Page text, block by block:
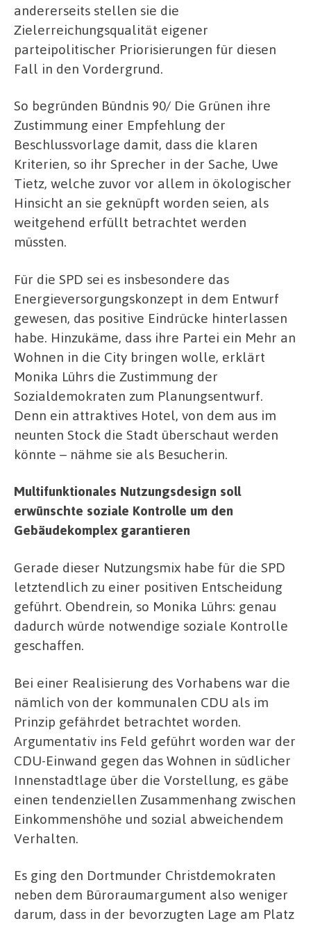
andererseits stellen sie die
Zielerreichungsqualität eigener
parteipolitischer Priorisierungen für diesen
Fall in den Vordergrund.
So begründen Bündnis 90/ Die Grünen ihre
Zustimmung einer Empfehlung der
Beschlussvorlage damit, dass die klaren
Kriterien, so ihr Sprecher in der Sache, Uwe
Tietz, welche zuvor vor allem in ökologischer
Hinsicht an sie geknüpft worden seien, als
weitgehend erfüllt betrachtet werden
müssten.
Für die SPD sei es insbesondere das
Energieversorgungskonzept in dem Entwurf
gewesen, das positive Eindrücke hinterlassen
habe. Hinzukäme, dass ihre Partei ein Mehr an
Wohnen in die City bringen wolle, erklärt
Monika Lührs die Zustimmung der
Sozialdemokraten zum Planungsentwurf.
Denn ein attraktives Hotel, von dem aus im
neunten Stock die Stadt überschaut werden
könnte – nähme sie als Besucherin.
Multifunktionales Nutzungsdesign soll
erwünschte soziale Kontrolle um den
Gebäudekomplex garantieren
Gerade dieser Nutzungsmix habe für die SPD
letztendlich zu einer positiven Entscheidung
geführt. Obendrein, so Monika Lührs: genau
dadurch würde notwendige soziale Kontrolle
geschaffen.
Bei einer Realisierung des Vorhabens war die
nämlich von der kommunalen CDU als im
Prinzip gefährdet betrachtet worden.
Argumentativ ins Feld geführt worden war der
CDU-Einwand gegen das Wohnen in südlicher
Innenstadtlage über die Vorstellung, es gäbe
einen tendenziellen Zusammenhang zwischen
Einkommenshöhe und sozial abweichendem
Verhalten.
Es ging den Dortmunder Christdemokraten
neben dem Büroraumargument also weniger
darum, dass in der bevorzugten Lage am Platz